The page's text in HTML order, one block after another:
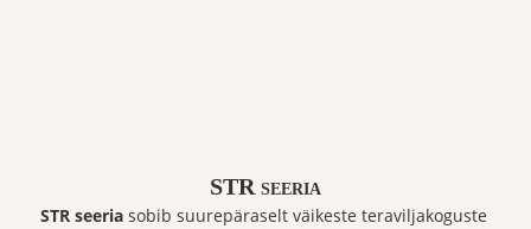
STR seeria
STR seeriasobib suurepäraselt väikeste teraviljakoguste